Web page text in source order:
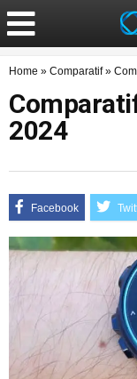
Home » Comparatif»
2024